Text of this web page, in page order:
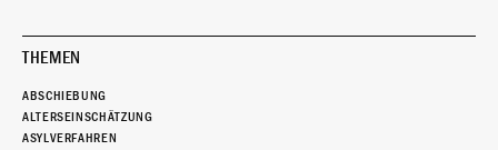
THEMEN
ABSCHIEBUNG
ALTERSEINSCHÄTZUNG
ASYLVERFAHREN